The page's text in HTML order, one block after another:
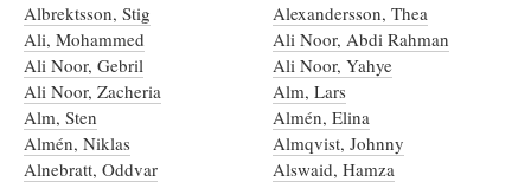
Albrektsson, Stig
Alexandersson, Thea
Ali, Mohammed
Ali Noor, Abdi Rahman
Ali Noor, Gebril
Ali Noor, Yahye
Ali Noor, Zacheria
Alm, Lars
Alm, Sten
Almén, Elina
Almén, Niklas
Almqvist, Johnny
Alnebratt, Oddvar
Alswaid, Hamza